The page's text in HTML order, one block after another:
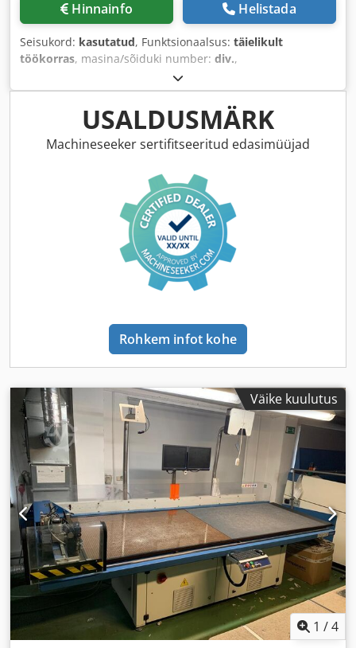
Hinnainfo Helistada
Seisukord: kasutatud, Funktsionaalsus: täielikult
töökorras, masina/sõiduki number: div.,
USALDUSMÄRK
Machineseeker sertifitseeritud edasimüüjad
Rohkem infot kohe
Väike kuulutus
1 /4